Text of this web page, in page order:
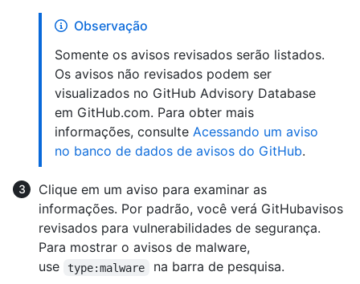
Observação
Somente os avisos revisados ​​serão listados.
Os avisos não revisados podem ser
visualizados no GitHub Advisory Database
em GitHub.com. Para obter mais
informações, consulte Acessando um aviso
no banco de dados de avisos do GitHub.
Clique em um aviso para examinar as
informações. Por padrão, você verá GitHubavisos
revisados para vulnerabilidades de segurança.
Para mostrar o avisos de malware,
use
type:malware
na barra de pesquisa.